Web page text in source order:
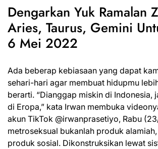
Dengarkan Yuk Ramalan
Aries, Taurus, Gemini
6 Mei 2022
Ada beberap kebiasaan yang dapat
sehari-hari agar membuat hidupmu
berarti. “Dianggap miskin di Indonesia,
di Eropa,” kata Irwan membuka
akun TikTok @irwanprasetiyo, Rabu
metroseksual bukanlah produk
produk sosial. Dikonstruksikan lewat